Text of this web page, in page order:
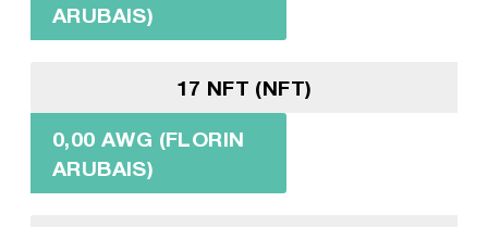
ARUBAIS)
17 NFT (NFT)
0,00 AWG (FLORIN
ARUBAIS)